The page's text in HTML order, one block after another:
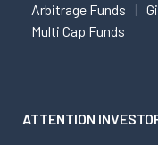
Arbitrage Funds
Multi Cap Funds
ATTENTION